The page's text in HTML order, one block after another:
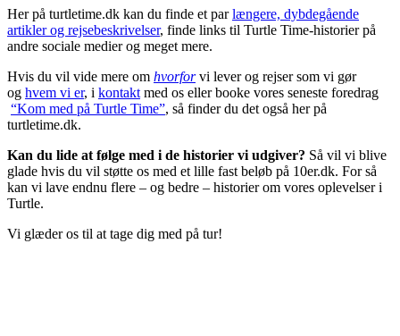
Her på turtletime.dk kan du finde et parlængere, dybdegående
artikler og rejsebeskrivelser, finde links til Turtle Time-historier på
andre sociale medier og meget mere.
Hvis du vil vide mere om hvorforvi lever og rejser som vi gør
og hvem vi er, i kontakt med os eller booke vores seneste foredrag
“Kom med på Turtle Time”, så finder du det også her på
turtletime.dk.
Kan du lide at følge med i de historier vi udgiver? Så vil vi blive
glade hvis du vil støtte os med et lille fast beløb på 10er.dk. For så
kan vi lave endnu flere – og bedre – historier om vores oplevelser i
Turtle.
Vi glæder os til at tage dig med på tur!